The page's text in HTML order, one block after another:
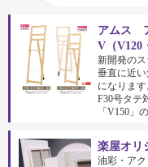
アムス
V（V120
新開発のス
垂直に近
になります
F30号タテ
「V150」
楽屋オリ
油彩・ア